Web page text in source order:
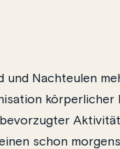
und Nachteulen
körperlicher
schon